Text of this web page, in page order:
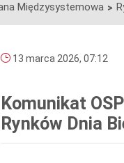
Międzysystemowa >
13 marca 2026, 07:12
Komunikat
Rynków Dnia